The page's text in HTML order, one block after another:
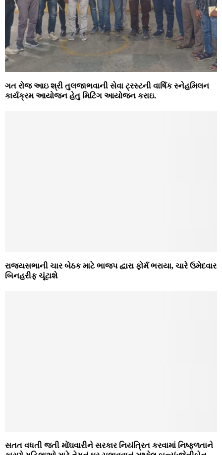
ગત રોજ આઇ શ્રી તુલજાભવાની સેવા ટ્રસ્ટની વાર્ષિક સ્નેહમિલન
કાર્યક્રમ આયોજન હેતુ મિટિંગ આયોજન કરાઇ.
રાજ્યસભાની ચાર બેઠક માટે ભાજપ દ્વારા ફોર્મ ભરાયા, ચારે ઉમેદવાર
બિનહરીફ ચૂંટાશે
સતત વધતી જતી મોંઘવારીને સરકાર નિયંત્રિત કરવામાં નિષ્‍ફળતાને